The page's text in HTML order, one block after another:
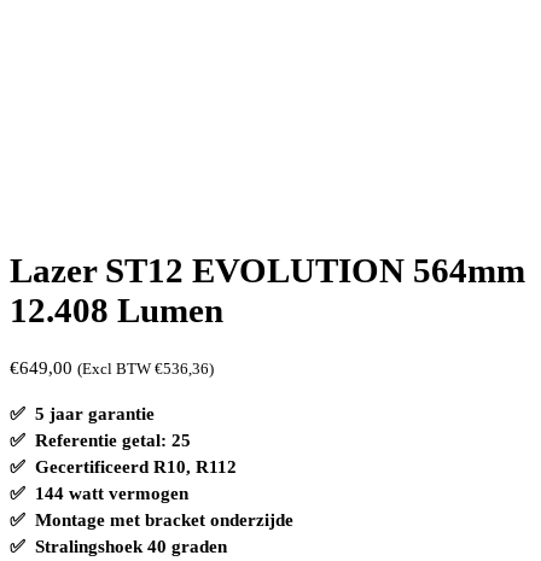
Lazer ST12 EVOLUTION 564mm
12.408 Lumen
€649,00 (Excl BTW €536,36)
✅ 5 jaar garantie
✅ Referentie getal: 25
✅ Gecertificeerd R10, R112
✅ 144 watt vermogen
✅ Montage met bracket onderzijde
✅ Stralingshoek 40 graden